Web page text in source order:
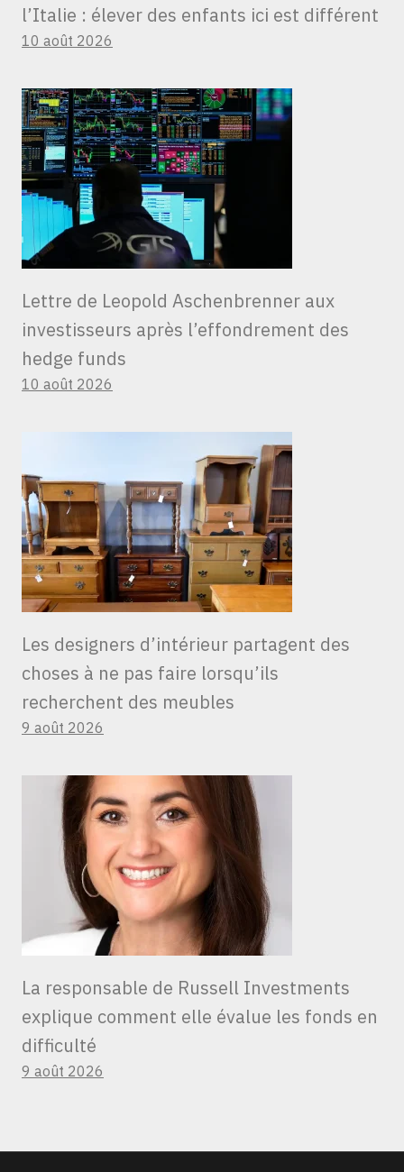
l’Italie : élever des enfants ici est différent
10 août 2026
Lettre de Leopold Aschenbrenner aux
investisseurs après l’effondrement des
hedge funds
10 août 2026
Les designers d’intérieur partagent des
choses à ne pas faire lorsqu’ils
recherchent des meubles
9 août 2026
La responsable de Russell Investments
explique comment elle évalue les fonds en
difficulté
9 août 2026